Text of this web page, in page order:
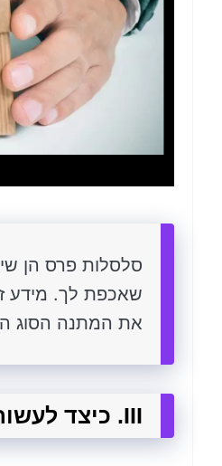
סלסלות פרס הן
שאכפת לך. מידע
את המתנה הסוג
III. כיצד לעשות בחירה את סל המתנה המתאים